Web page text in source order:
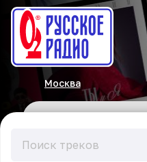
Москва